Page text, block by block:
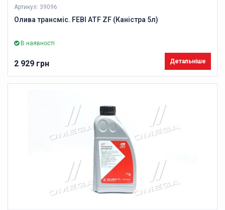
Артикул: 39096
Олива трансміс. FEBI ATF ZF (Каністра 5л)
В наявності
2 929 грн Детальніше